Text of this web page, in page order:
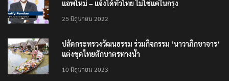
รู้จัก Traffy Fondue – แจ้งผ่านไลน์ได้ไม่ต้อง โหลด
แอพใหม่ – แจ้งได้ทั่วไทย ไม่ใช่แค่ในกรุง
25 มิถุนายน 2022
ปลัดกระทรวงวัฒนธรรม ร่วมกิจกรรม ‘นาวาภิกขาจาร’
แต่งชุดไทยตักบาตรทางน้ำ